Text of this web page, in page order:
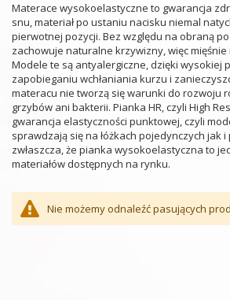
Materace wysokoelastyczne to gwarancja
snu, materiał po ustaniu nacisku niemal
pierwotnej pozycji. Bez względu na obraną
zachowuje naturalne krzywizny, więc mięśnie
Modele te są antyalergiczne, dzięki wysokiej
zapobieganiu wchłaniania kurzu i
materacu nie tworzą się warunki do rozwoju
grzybów ani bakterii. Pianka HR, czyli High
gwarancja elastyczności punktowej, czyli
sprawdzają się na łóżkach pojedynczych jak
zwłaszcza, że pianka wysokoelastyczna to
materiałów dostępnych na rynku.
Nie możemy odnaleźć pasujących